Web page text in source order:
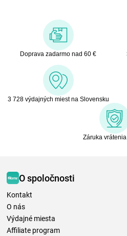
Doprava zadarmo nad 60 €
3 728 výdajných miest na Slovensku
Záruka
O spoločnosti
Kontakt
O nás
Výdajné miesta
Affiliate program